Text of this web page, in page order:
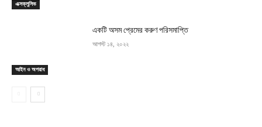
এক্সক্লুসিভ
আইন ও অপরাধ
একটি অসম প্রেমের করুণ পরিসমাপ্তি
আগস্ট ১৪, ২০২২